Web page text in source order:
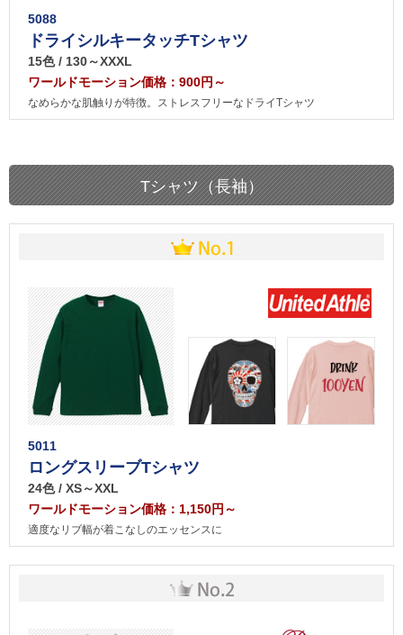
5088
ドライシルキータッチTシャツ
15色 / 130～XXXL
ワールドモーション価格：900円～
なめらかな肌触りが特徴。ストレスフリーなドライTシャツ
Tシャツ（長袖）
5011
ロングスリーブTシャツ
24色 / XS～XXL
ワールドモーション価格：1,150円～
適度なリブ幅が着こなしのエッセンスに